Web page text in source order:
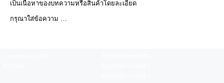
เป็นเนื้อหาของบทความหรือสินค้าโดยละเอียด
กรุณาใส่ข้อความ …